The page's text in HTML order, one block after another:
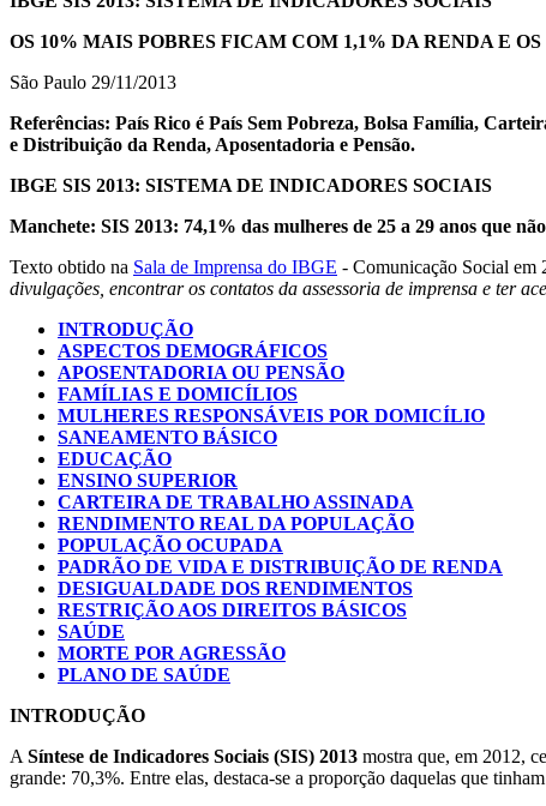
OS 10% MAIS POBRES FICAM COM 1,1% DA RENDA E
São Paulo 29/11/2013
Referências: País Rico é País Sem Pobreza, Bolsa Família,
e Distribuição da Renda, Aposentadoria e Pensão.
IBGE SIS 2013: SISTEMA DE INDICADORES SOCIAIS
Manchete: SIS 2013: 74,1% das mulheres de 25 a 29 anos que
Texto obtido na Sala de Imprensa do IBGE - Comunicação Social
divulgações, encontrar os contatos da assessoria de imprensa e ter
INTRODUÇÃO
ASPECTOS DEMOGRÁFICOS
APOSENTADORIA OU PENSÃO
FAMÍLIAS E DOMICÍLIOS
MULHERES RESPONSÁVEIS POR DOMICÍLIO
SANEAMENTO BÁSICO
EDUCAÇÃO
ENSINO SUPERIOR
CARTEIRA DE TRABALHO ASSINADA
RENDIMENTO REAL DA POPULAÇÃO
POPULAÇÃO OCUPADA
PADRÃO DE VIDA E DISTRIBUIÇÃO DE RENDA
DESIGUALDADE DOS RENDIMENTOS
RESTRIÇÃO AOS DIREITOS BÁSICOS
SAÚDE
MORTE POR AGRESSÃO
PLANO DE SAÚDE
INTRODUÇÃO
A Síntese de Indicadores Sociais (SIS) 2013 mostra que, em 2012,
grande: 70,3%. Entre elas, destaca-se a proporção daquelas que